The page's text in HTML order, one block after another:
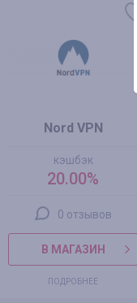
Nord VPN
кэшбэк
20.00%
0 отзывов
В МАГАЗИН
ПОДРОБНЕЕ